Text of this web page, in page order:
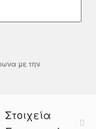
με την
Στοιχεία